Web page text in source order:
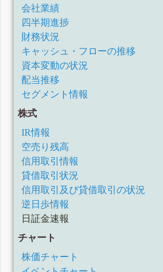
会社業績
四半期進捗
財務状況
キャッシュ・フローの推移
資本変動の状況
配当推移
セグメント情報
株式
IR情報
空売り残高
信用取引情報
貸借取引状況
信用取引及び貸借取引の状況
逆日歩情報
日証金速報
チャート
株価チャート